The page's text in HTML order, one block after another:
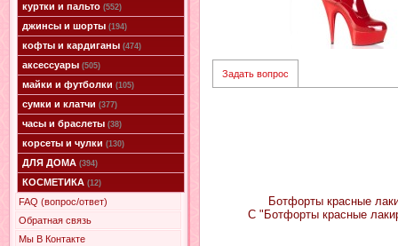
куртки и пальто (552)
джинсы и шорты (194)
кофты и кардиганы (474)
аксессуары (505)
майки и футболки (105)
сумки и клатчи (377)
часы и браслеты (38)
корсеты и чулки (130)
ДЛЯ ДОМА (394)
КОСМЕТИКА (12)
FAQ (вопрос/ответ)
Обратная связь
Мы В Контакте
Задать вопрос
Ботфорты красные
С "Ботфорты красные